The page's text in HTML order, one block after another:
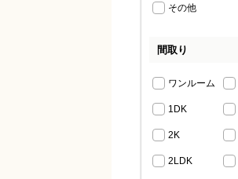
その他
間取り
ワンルーム
1DK
2K
2LDK